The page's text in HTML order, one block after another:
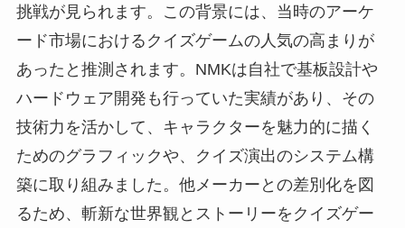
挑戦が見られます。この背景には、当時のアーケ
ード市場におけるクイズゲームの人気の高まりが
あったと推測されます。NMKは自社で基板設計や
ハードウェア開発も行っていた実績があり、その
技術力を活かして、キャラクターを魅力的に描く
ためのグラフィックや、クイズ演出のシステム構
築に取り組みました。他メーカーとの差別化を図
るため、斬新な世界観とストーリーをクイズゲー